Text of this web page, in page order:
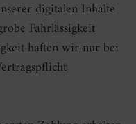
digitalen Inhalte
Fahrlässigkeit
haften wir nur bei